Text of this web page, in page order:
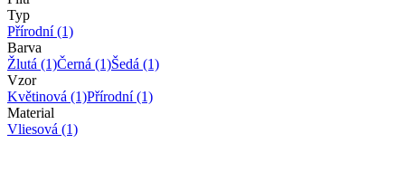
Typ
Přírodní(1)
Barva
Žlutá (1)Černá (1)Šedá (1)
Vzor
Květinová (1)Přírodní(1)
Material
Vliesová (1)